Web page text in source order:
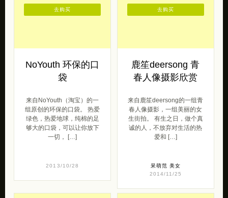
NoYouth 环保的口
袋
来自NoYouth（淘宝）的一
组原创的环保的口袋。 热爱
绿色，热爱地球，纯棉的足
够大的口袋，可以让你放下
一切， […]
2013/10/28
去购买
鹿笙deersong 青
春人像摄影欣赏
来自鹿笙deersong的一组青
春人像摄影，一组美丽的女
生街拍。 有生之日，做个真
诚的人，不放弃对生活的热
爱和 […]
呆萌范 美女
2014/11/25
去购买